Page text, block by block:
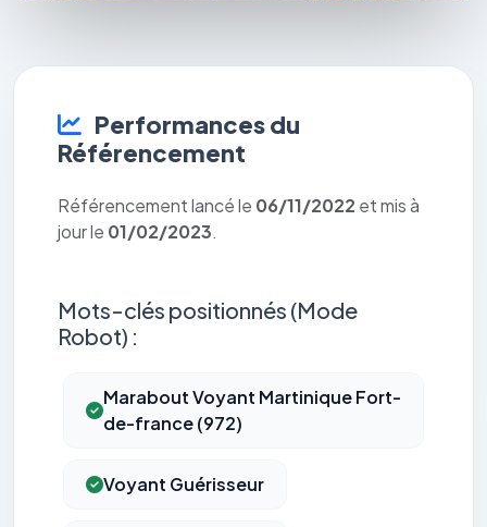
Performances du
Référencement
Référencement lancé le 06/11/2022 et mis à
jour le 01/02/2023.
Mots-clés positionnés (Mode
Robot) :
Marabout Voyant Martinique Fort-
de-france (972)
Voyant Guérisseur